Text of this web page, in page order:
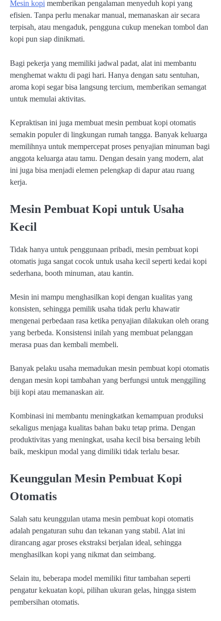
Mesin kopi memberikan pengalaman menyeduh kopi yang
efisien. Tanpa perlu menakar manual, memanaskan air secara
terpisah, atau mengaduk, pengguna cukup menekan tombol dan
kopi pun siap dinikmati.
Bagi pekerja yang memiliki jadwal padat, alat ini membantu
menghemat waktu di pagi hari. Hanya dengan satu sentuhan,
aroma kopi segar bisa langsung tercium, memberikan semangat
untuk memulai aktivitas.
Kepraktisan ini juga membuat mesin pembuat kopi otomatis
semakin populer di lingkungan rumah tangga. Banyak keluarga
memilihnya untuk mempercepat proses penyajian minuman bagi
anggota keluarga atau tamu. Dengan desain yang modern, alat
ini juga bisa menjadi elemen pelengkap di dapur atau ruang
kerja.
Mesin Pembuat Kopi untuk Usaha
Kecil
Tidak hanya untuk penggunaan pribadi, mesin pembuat kopi
otomatis juga sangat cocok untuk usaha kecil seperti kedai kopi
sederhana, booth minuman, atau kantin.
Mesin ini mampu menghasilkan kopi dengan kualitas yang
konsisten, sehingga pemilik usaha tidak perlu khawatir
mengenai perbedaan rasa ketika penyajian dilakukan oleh orang
yang berbeda. Konsistensi inilah yang membuat pelanggan
merasa puas dan kembali membeli.
Banyak pelaku usaha memadukan mesin pembuat kopi otomatis
dengan mesin kopi tambahan yang berfungsi untuk menggiling
biji kopi atau memanaskan air.
Kombinasi ini membantu meningkatkan kemampuan produksi
sekaligus menjaga kualitas bahan baku tetap prima. Dengan
produktivitas yang meningkat, usaha kecil bisa bersaing lebih
baik, meskipun modal yang dimiliki tidak terlalu besar.
Keunggulan Mesin Pembuat Kopi
Otomatis
Salah satu keunggulan utama mesin pembuat kopi otomatis
adalah pengaturan suhu dan tekanan yang stabil. Alat ini
dirancang agar proses ekstraksi berjalan ideal, sehingga
menghasilkan kopi yang nikmat dan seimbang.
Selain itu, beberapa model memiliki fitur tambahan seperti
pengatur kekuatan kopi, pilihan ukuran gelas, hingga sistem
pembersihan otomatis.